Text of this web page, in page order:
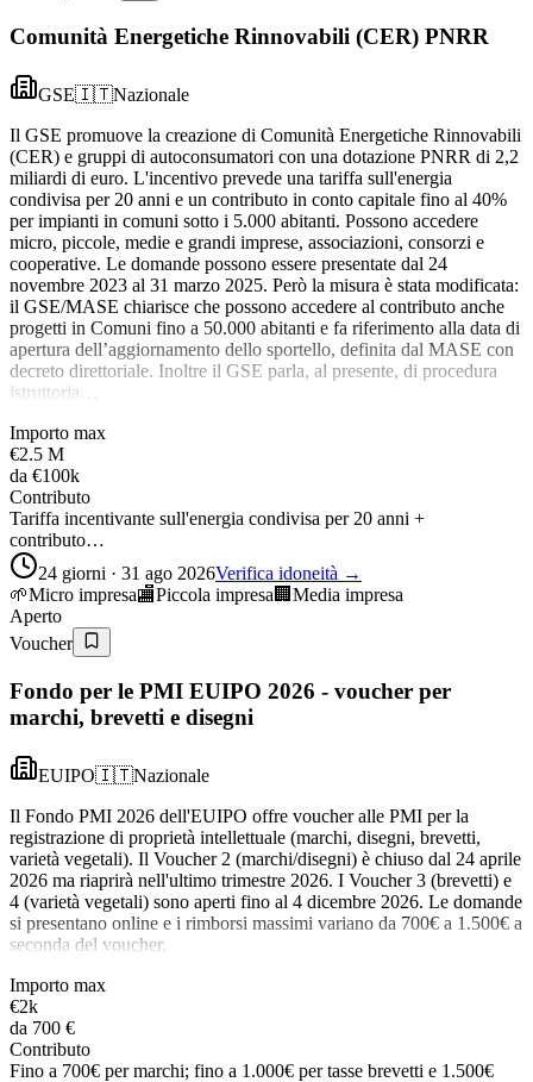
Comunità Energetiche Rinnovabili (CER) PNRR
GSE🇮🇹Nazionale
Il GSE promuove la creazione di Comunità Energetiche Rinnovabili
(CER) e gruppi di autoconsumatori con una dotazione PNRR di 2,2
miliardi di euro. L'incentivo prevede una tariffa sull'energia
condivisa per 20 anni e un contributo in conto capitale fino al 40%
per impianti in comuni sotto i 5.000 abitanti. Possono accedere
micro, piccole, medie e grandi imprese, associazioni, consorzi e
cooperative. Le domande possono essere presentate dal 24
novembre 2023 al 31 marzo 2025. Però la misura è stata modificata:
il GSE/MASE chiarisce che possono accedere al contributo anche
progetti in Comuni fino a 50.000 abitanti e fa riferimento alla data di
apertura dell’aggiornamento dello sportello, definita dal MASE con
decreto direttoriale. Inoltre il GSE parla, al presente, di procedura
istruttoria…
Importo max
€2.5 M
da €100k
Contributo
Tariffa incentivante sull'energia condivisa per 20 anni +
contributo…
24 giorni · 31 ago 2026Verifica idoneità →
🌱Micro impresa🏬Piccola impresa 🏢 Media impresa
Aperto
Voucher
Fondo per le PMI EUIPO 2026 - voucher per
marchi, brevetti e disegni
EUIPO🇮🇹Nazionale
Il Fondo PMI 2026 dell'EUIPO offre voucher alle PMI per la
registrazione di proprietà intellettuale (marchi, disegni, brevetti,
varietà vegetali). Il Voucher 2 (marchi/disegni) è chiuso dal 24 aprile
2026 ma riaprirà nell'ultimo trimestre 2026. I Voucher 3 (brevetti) e
4 (varietà vegetali) sono aperti fino al 4 dicembre 2026. Le domande
si presentano online e i rimborsi massimi variano da 700€ a 1.500€ a
seconda del voucher.
Importo max
€2k
da 700 €
Contributo
Fino a 700€ per marchi; fino a 1.000€ per tasse brevetti e 1.500€